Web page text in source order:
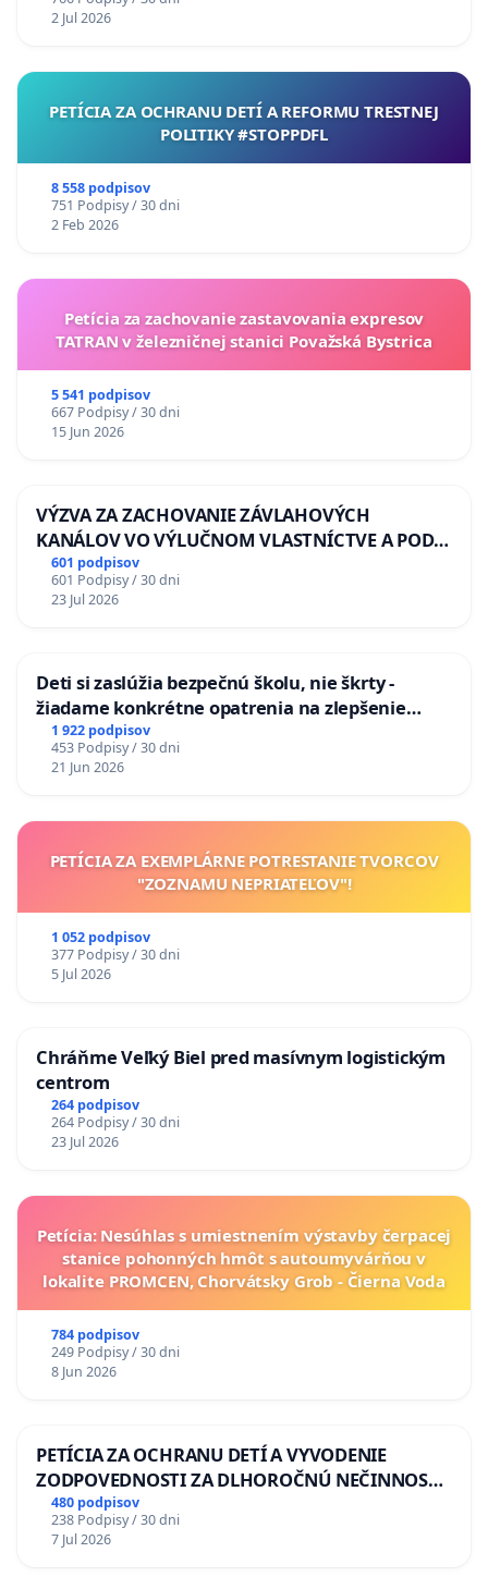
2 Jul 2026
PETÍCIA ZA OCHRANU DETÍ A REFORMU TRESTNEJ
POLITIKY #STOPPDFL
8 558 podpisov
751 Podpisy / 30 dni
2 Feb 2026
Petícia za zachovanie zastavovania expresov
TATRAN v železničnej stanici Považská Bystrica
5 541 podpisov
667 Podpisy / 30 dni
15 Jun 2026
VÝZVA ZA ZACHOVANIE ZÁVLAHOVÝCH
KANÁLOV VO VÝLUČNOM VLASTNÍCTVE A POD
KONTROLOU SLOVENSKEJ REPUBLIKY & žiadosť
na riešenie zanedbaného stavu závlahových a
odvodňovacích kanálov na Slovensku
601 podpisov
601 Podpisy / 30 dni
23 Jul 2026
Deti si zaslúžia bezpečnú školu, nie škrty -
žiadame konkrétne opatrenia na zlepšenie
situácie v školstve
1 922 podpisov
453 Podpisy / 30 dni
21 Jun 2026
PETÍCIA ZA EXEMPLÁRNE POTRESTANIE TVORCOV
"ZOZNAMU NEPRIATEĽOV"!
1 052 podpisov
377 Podpisy / 30 dni
5 Jul 2026
Chráňme Veľký Biel pred masívnym logistickým
centrom
264 podpisov
264 Podpisy / 30 dni
23 Jul 2026
Petícia: Nesúhlas s umiestnením výstavby čerpacej
stanice pohonných hmôt s autoumyvárňou v
lokalite PROMCEN, Chorvátsky Grob - Čierna Voda
784 podpisov
249 Podpisy / 30 dni
8 Jun 2026
PETÍCIA ZA OCHRANU DETÍ A VYVODENIE
ZODPOVEDNOSTI ZA DLHOROČNÚ NEČINNOSŤ
A ZLYHANIE ŠTÁTU
480 podpisov
238 Podpisy / 30 dni
7 Jul 2026